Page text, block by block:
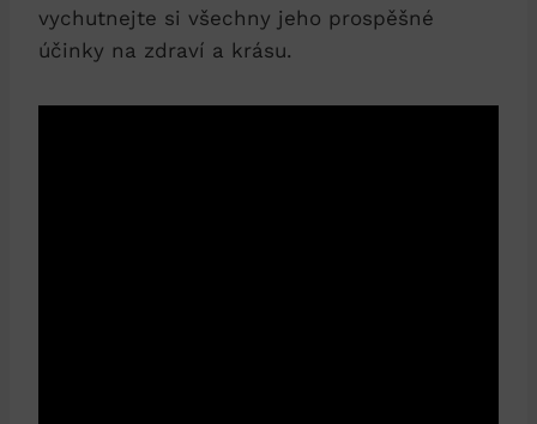
vychutnejte si všechny jeho prospěšné
účinky na zdraví a krásu.